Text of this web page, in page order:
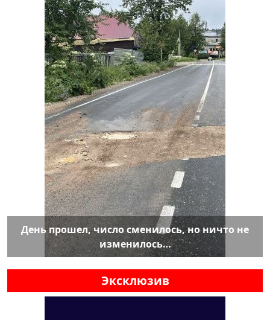
День прошел, число сменилось, но ничто не
изменилось…
Эксклюзив